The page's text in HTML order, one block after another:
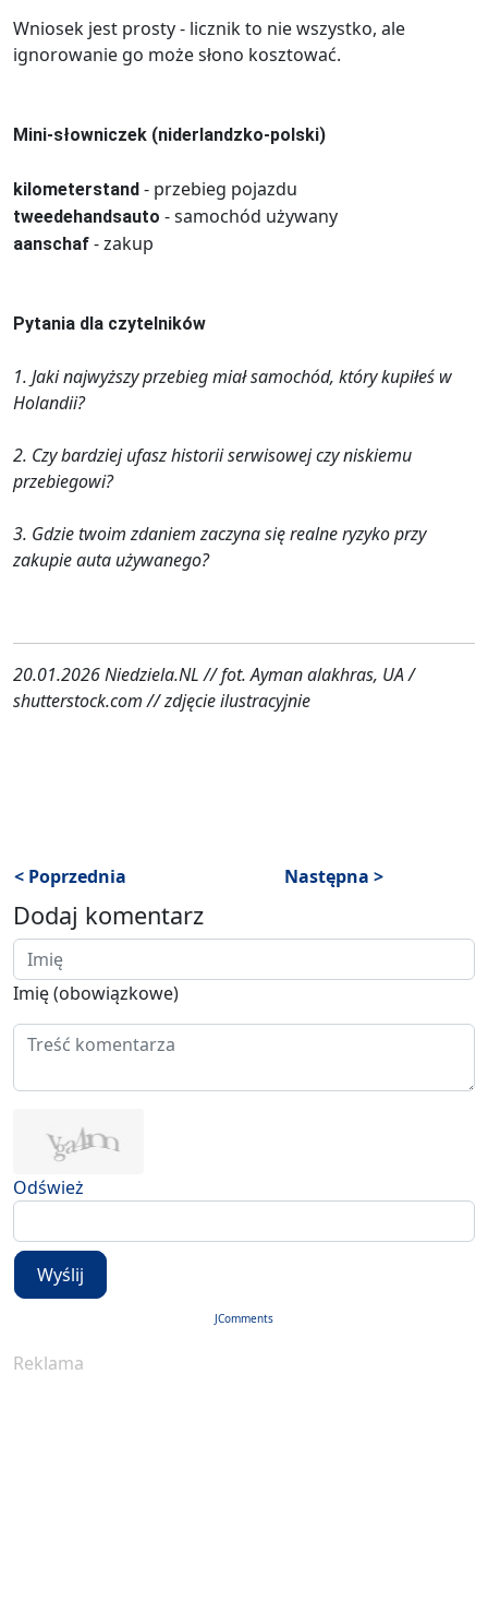
Wniosek jest prosty - licznik to nie wszystko, ale
ignorowanie go może słono kosztować.
Mini-słowniczek (niderlandzko-polski)
kilometerstand - przebieg pojazdu
tweedehandsauto - samochód używany
aanschaf - zakup
Pytania dla czytelników
1. Jaki najwyższy przebieg miał samochód, który kupiłeś w
Holandii?
2. Czy bardziej ufasz historii serwisowej czy niskiemu
przebiegowi?
3. Gdzie twoim zdaniem zaczyna się realne ryzyko przy
zakupie auta używanego?
20.01.2026 Niedziela.NL // fot. Ayman alakhras, UA /
shutterstock.com // zdjęcie ilustracyjnie
< Poprzednia Następna >
Dodaj komentarz
Imię (obowiązkowe)
Odśwież
Wyślij
JComments
Reklama